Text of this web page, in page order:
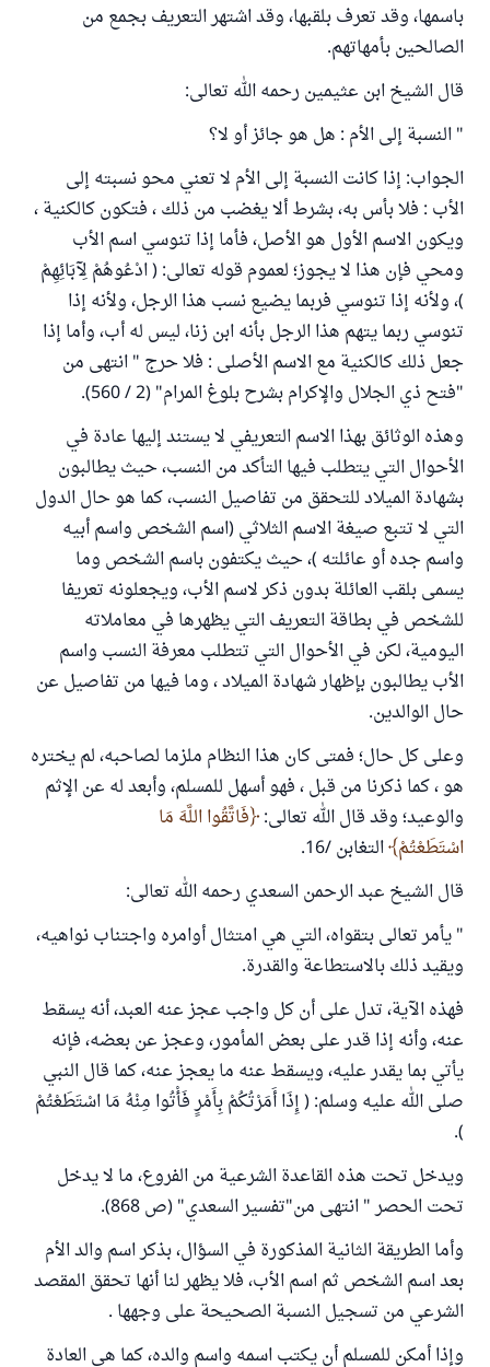
باسمها، وقد تعرف بلقبها، وقد اشتهر التعريف بجمع من
الصالحين بأمهاتهم.
قال الشيخ ابن عثيمين رحمه الله تعالى:
" النسبة إلى الأم : هل هو جائز أو لا؟
الجواب: إذا كانت النسبة إلى الأم لا تعني محو نسبته إلى
الأب : فلا بأس به، بشرط ألا يغضب من ذلك ، فتكون كالكنية ،
ويكون الاسم الأول هو الأصل، فأما إذا تنوسي اسم الأب
ومحي فإن هذا لا يجوز؛ لعموم قوله تعالى: ( ادْعُوهُمْ لِآبَائِهِمْ
)، ولأنه إذا تنوسي فربما يضيع نسب هذا الرجل، ولأنه إذا
تنوسي ربما يتهم هذا الرجل بأنه ابن زنا، ليس له أب، وأما إذا
جعل ذلك كالكنية مع الاسم الأصلى : فلا حرج " انتهى من
"فتح ذي الجلال والإكرام بشرح بلوغ المرام" (2 / 560).
وهذه الوثائق بهذا الاسم التعريفي لا يستند إليها عادة في
الأحوال التي يتطلب فيها التأكد من النسب، حيث يطالبون
بشهادة الميلاد للتحقق من تفاصيل النسب، كما هو حال الدول
التي لا تتبع صيغة الاسم الثلاثي (اسم الشخص واسم أبيه
واسم جده أو عائلته )، حيث يكتفون باسم الشخص وما
يسمى بلقب العائلة بدون ذكر لاسم الأب، ويجعلونه تعريفا
للشخص في بطاقة التعريف التي يظهرها في معاملاته
اليومية، لكن في الأحوال التي تتطلب معرفة النسب واسم
الأب يطالبون بإظهار شهادة الميلاد ، وما فيها من تفاصيل عن
حال الوالدين.
وعلى كل حال؛ فمتى كان هذا النظام ملزما لصاحبه، لم يختره
هو ، كما ذكرنا من قبل ، فهو أسهل للمسلم، وأبعد له عن الإثم
والوعيد؛ وقد قال الله تعالى: فَاتَّقُوا اللَّهَ مَا
اسْتَطَعْتُمْ التغابن /16.
قال الشيخ عبد الرحمن السعدي رحمه الله تعالى:
" يأمر تعالى بتقواه، التي هي امتثال أوامره واجتناب نواهيه،
ويقيد ذلك بالاستطاعة والقدرة.
فهذه الآية، تدل على أن كل واجب عجز عنه العبد، أنه يسقط
عنه، وأنه إذا قدر على بعض المأمور، وعجز عن بعضه، فإنه
يأتي بما يقدر عليه، ويسقط عنه ما يعجز عنه، كما قال النبي
صلى الله عليه وسلم: ( إِذَا أَمَرْتُكُمْ بِأَمْرٍ فَأْتُوا مِنْهُ مَا اسْتَطَعْتُمْ
).
ويدخل تحت هذه القاعدة الشرعية من الفروع، ما لا يدخل
تحت الحصر " انتهى من"تفسير السعدي" (ص 868).
وأما الطريقة الثانية المذكورة في السؤال، بذكر اسم والد الأم
بعد اسم الشخص ثم اسم الأب، فلا يظهر لنا أنها تحقق المقصد
الشرعي من تسجيل النسبة الصحيحة على وجهها .
وإذا أمكن للمسلم أن يكتب اسمه واسم والده، كما هي العادة